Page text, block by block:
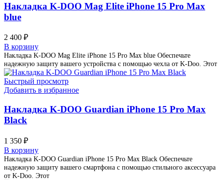
Накладка K-DOO Mag Elite iPhone 15 Pro Max
blue
2 400 ₽
В корзину
Накладка K-DOO Mag Elite iPhone 15 Pro Max blue Обеспечьте
надежную защиту вашего устройства с помощью чехла от K-Doo. Этот
Быстрый просмотр
Добавить в избранное
Накладка K-DOO Guardian iPhone 15 Pro Max
Black
1 350 ₽
В корзину
Накладка K-DOO Guardian iPhone 15 Pro Max Black Обеспечьте
надежную защиту вашего смартфона с помощью стильного аксессуара
от K-Doo. Этот